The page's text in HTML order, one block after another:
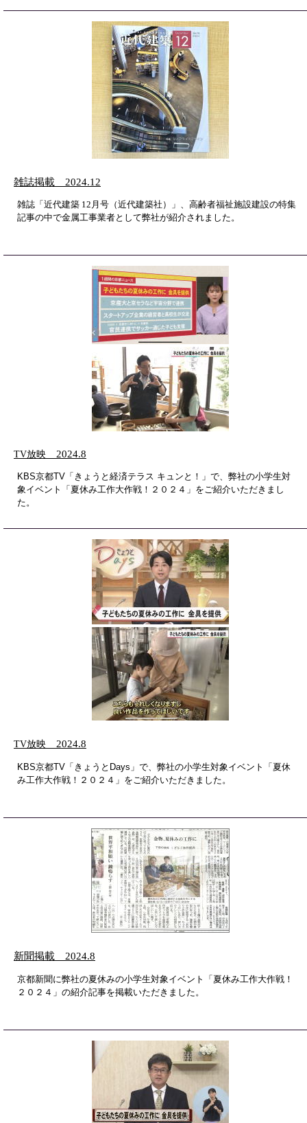
雑誌掲載 2024.12
雑誌「近代建築 12月号（近代建築社）」、高齢者福祉施設建設の特集
記事の中で金属工事業者として弊社が紹介されました。
TV放映 2024.8
KBS京都TV「きょうと経済テラス キュンと！」で、弊社の小学生対
象イベント「夏休み工作大作戦！２０２４」をご紹介いただきまし
た。
TV放映 2024.8
KBS京都TV「きょうとDays」で、弊社の小学生対象イベント「夏休
み工作大作戦！２０２４」をご紹介いただきました。
新聞掲載 2024.8
京都新聞に弊社の夏休みの小学生対象イベント「夏休み工作大作戦！
２０２４」の紹介記事を掲載いただきました。